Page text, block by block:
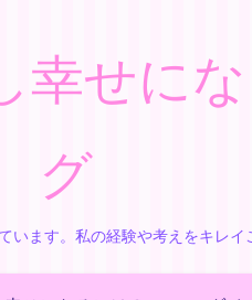
幸せに
グ
ます。私の経験や考えをキレ